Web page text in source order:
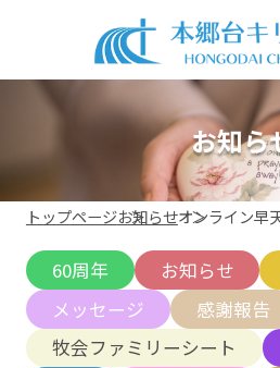
お知ら
トップページお知らせオンライン早
60周年 お知らせ
メッセージ
感謝報告
牧会ファミリーシート